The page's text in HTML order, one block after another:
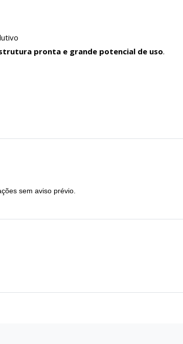
pronta e grande potencial de uso.
sem aviso prévio.